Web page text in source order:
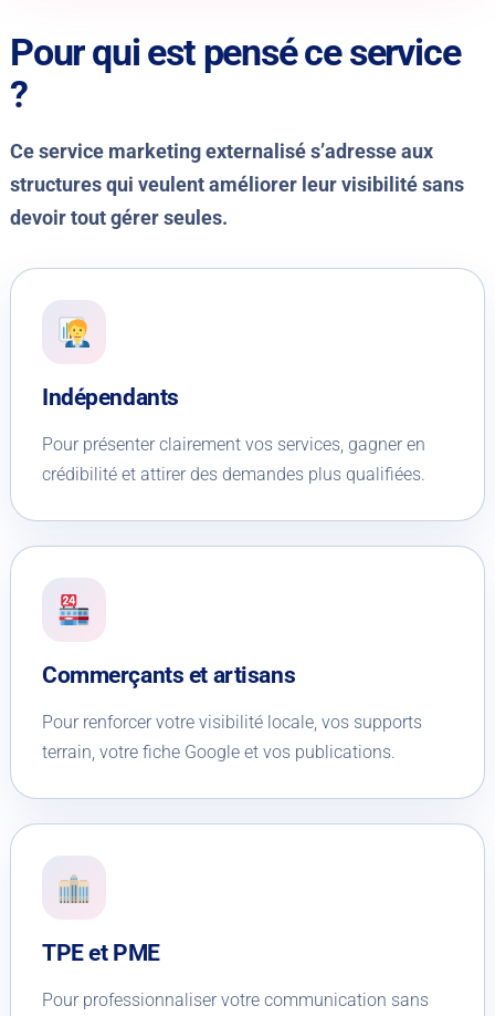
Pour qui est pensé ce service
?
Ce service marketing externalisé s’adresse aux
structures qui veulent améliorer leur visibilité sans
devoir tout gérer seules.
Indépendants
Pour présenter clairement vos services, gagner en
crédibilité et attirer des demandes plus qualifiées.
Commerçants et artisans
Pour renforcer votre visibilité locale, vos supports
terrain, votre fiche Google et vos publications.
TPE et PME
Pour professionnaliser votre communication sans